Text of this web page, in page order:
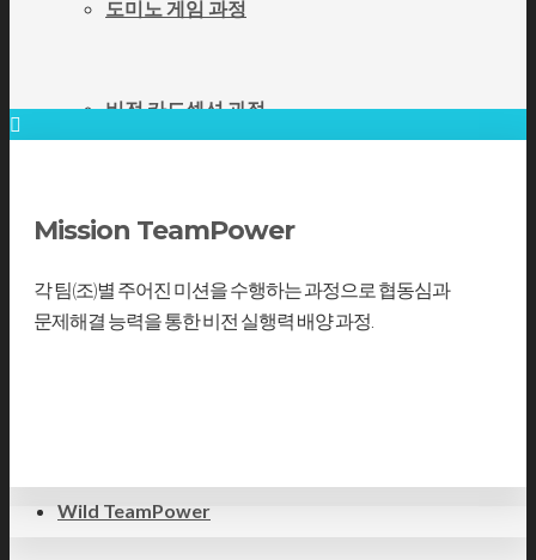
도미노 게임 과정
비전 카드섹션 과정
셀프 윷놀이 과정
Wild TeamPower
Mission TeamPower
각 팀(조)별 주어진 미션을 수행하는 과정으로 협동심과
문제해결 능력을 통한 비전 실행력 배양 과정.